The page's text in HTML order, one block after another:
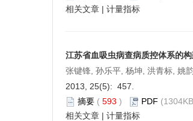
相关文章 | 计量指标
江苏省血吸虫病查病质控体系的
张键锋, 孙乐平, 杨坤, 洪青标, 姚
2013, 25(5): 457.
摘要 ( 593 ) PDF
相关文章 | 计量指标